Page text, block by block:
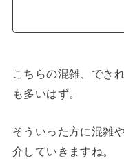
こちらの混雑、でき
も多いはず。
そういった方に混雑
介していきますね。